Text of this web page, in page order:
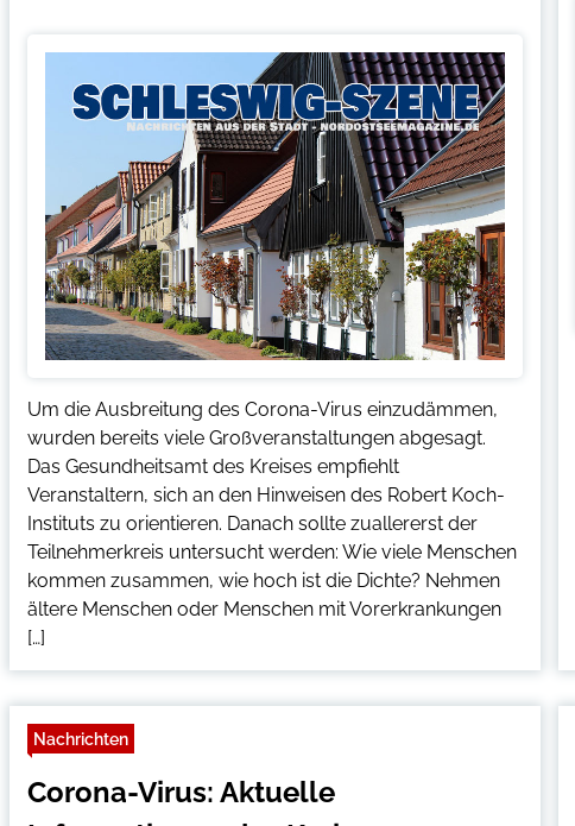
Um die Ausbreitung des Corona-Virus einzudämmen,
wurden bereits viele Großveranstaltungen abgesagt.
Das Gesundheitsamt des Kreises empfiehlt
Veranstaltern, sich an den Hinweisen des Robert Koch-
Instituts zu orientieren. Danach sollte zuallererst der
Teilnehmerkreis untersucht werden: Wie viele Menschen
kommen zusammen, wie hoch ist die Dichte? Nehmen
ältere Menschen oder Menschen mit Vorerkrankungen
[…]
Nachrichten
Corona-Virus: Aktuelle